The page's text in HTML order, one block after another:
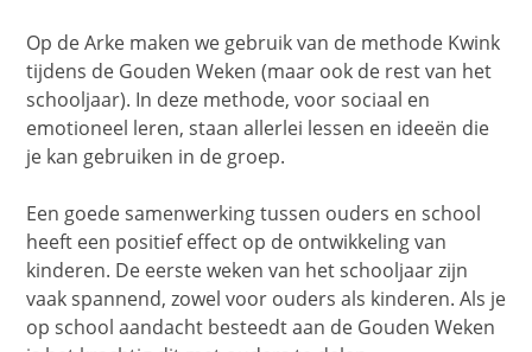
Op de Arke maken we gebruik van de methode Kwink
tijdens de Gouden Weken (maar ook de rest van het
schooljaar). In deze methode, voor sociaal en
emotioneel leren, staan allerlei lessen en ideeën die
je kan gebruiken in de groep.
Een goede samenwerking tussen ouders en school
heeft een positief effect op de ontwikkeling van
kinderen. De eerste weken van het schooljaar zijn
vaak spannend, zowel voor ouders als kinderen. Als je
op school aandacht besteedt aan de Gouden Weken